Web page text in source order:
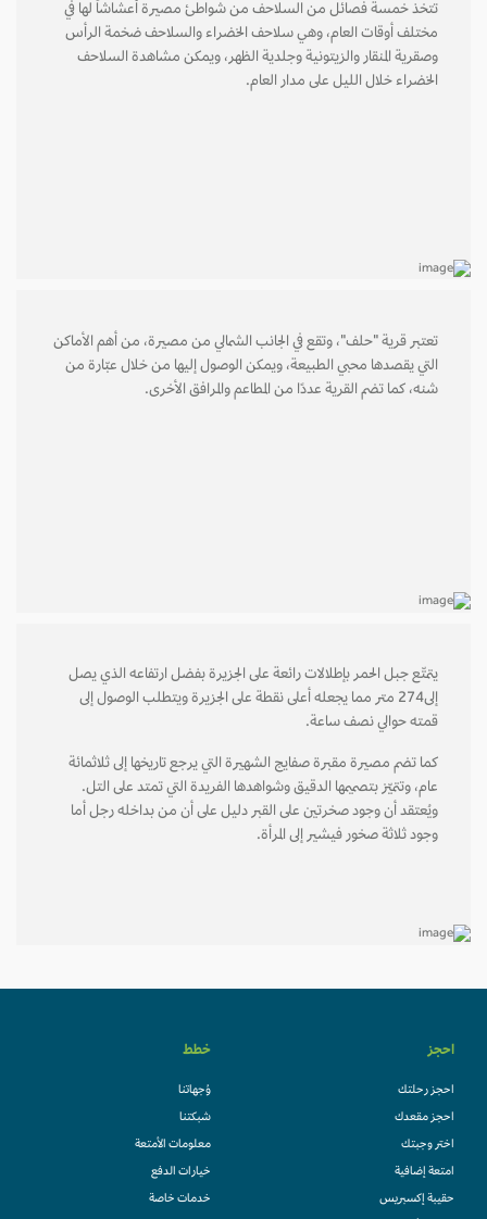
تتخذ خمسة فصائل من السلاحف من شواطئ مصيرة أعشاشاً لها في
مختلف أوقات العام، وهي سلاحف الخضراء والسلاحف ضخمة الرأس
وصقرية المنقار والزيتونية وجلدية الظهر، ويمكن مشاهدة السلاحف
الخضراء خلال الليل على مدار العام.
تعتبر قرية "حلف"، وتقع في الجانب الشمالي من مصيرة، من أهم الأماكن
التي يقصدها محبي الطبيعة، ويمكن الوصول إليها من خلال عبّارة من
شنه، كما تضم القرية عددًا من المطاعم والمرافق الأخرى.
يتمتّع جبل الحمر بإطلالات رائعة على الجزيرة بفضل ارتفاعه الذي يصل
إلى274 متر مما يجعله أعلى نقطة على الجزيرة ويتطلب الوصول إلى
قمته حوالي نصف ساعة.
كما تضم مصيرة مقبرة صفايج الشهيرة التي يرجع تاريخها إلى ثلاثمائة
عام، وتتميّز بتصميمها الدقيق وشواهدها الفريدة التي تمتد على التل.
ويُعتقد أن وجود صخرتين على القبر دليل على أن من بداخله رجل أما
وجود ثلاثة صخور فيشير إلى المرأة.
احجز
احجز رحلتك
احجز مقعدك
اختر وجبتك
امتعة إضافية
حقيبة إكسبريس
خطط
وُجهاتنا
شبكتنا
معلومات الأمتعة
خيارات الدفع
خدمات خاصة